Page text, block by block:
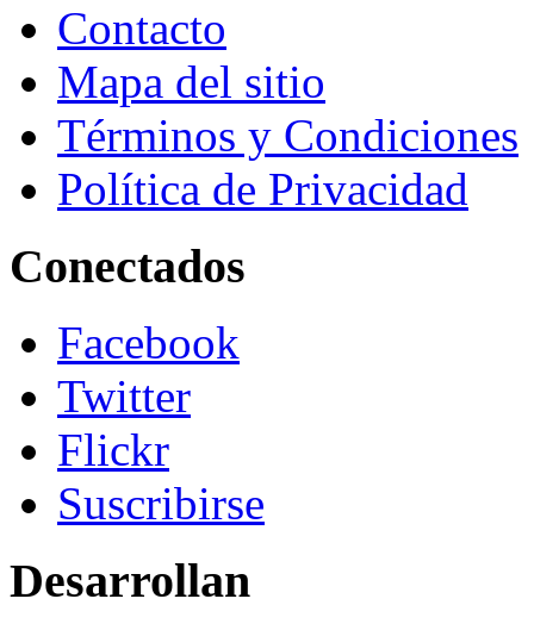
Contacto
Mapa del sitio
Términos y Condiciones
Política de Privacidad
Conectados
Facebook
Twitter
Flickr
Suscribirse
Desarrollan